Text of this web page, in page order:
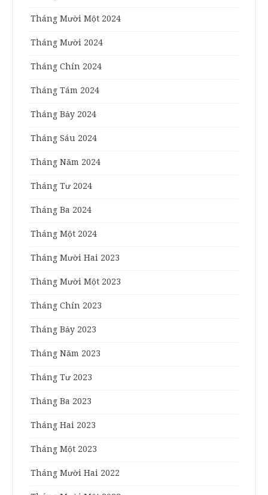
Tháng Mười Một 2024
Tháng Mười 2024
Tháng Chín 2024
Tháng Tám 2024
Tháng Bảy 2024
Tháng Sáu 2024
Tháng Năm 2024
Tháng Tư 2024
Tháng Ba 2024
Tháng Một 2024
Tháng Mười Hai 2023
Tháng Mười Một 2023
Tháng Chín 2023
Tháng Bảy 2023
Tháng Năm 2023
Tháng Tư 2023
Tháng Ba 2023
Tháng Hai 2023
Tháng Một 2023
Tháng Mười Hai 2022